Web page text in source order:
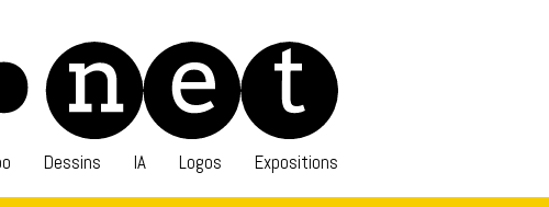
Dessins IA Logos Expositions